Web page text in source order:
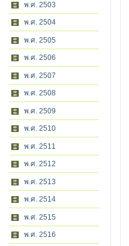
พ.ศ. 2503
พ.ศ. 2504
พ.ศ. 2505
พ.ศ. 2506
พ.ศ. 2507
พ.ศ. 2508
พ.ศ. 2509
พ.ศ. 2510
พ.ศ. 2511
พ.ศ. 2512
พ.ศ. 2513
พ.ศ. 2514
พ.ศ. 2515
พ.ศ. 2516